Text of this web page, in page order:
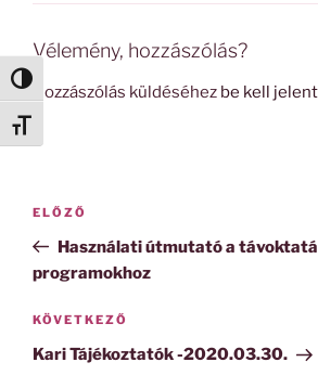
Nagy kontraszt váltása
Betűméret váltása
Vélemény, hozzászólás?
Hozzászólás küldéséhez be kell
Bejegyzés
Korábbi
bejegyzés
ELŐZŐ
Használati útmutató a
programokhoz
Következő
bejegyzés
KÖVETKEZŐ
Kari Tájékoztatók -2020.03.30.